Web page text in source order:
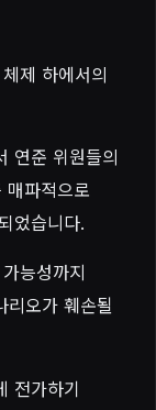
제 하에서의
연준 위원들의
파적으로
었습니다.
능성까지
리오가 훼손될
전가하기